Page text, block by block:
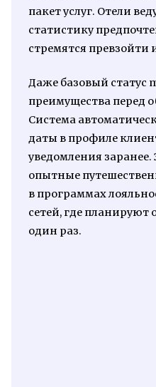
пакет услуг. Отели
статистику
стремятся
Даже базовый статус
преимущества перед
Система
даты в профиле
уведомления заранее.
опытные
в программах
сетей, где планируют
один раз.